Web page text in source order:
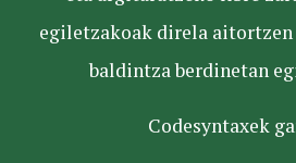
egiletzakoak direla aitortzen
baldintza berdinetan
Codesyntaxek